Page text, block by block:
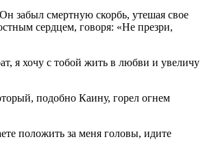
забыл смертную скорбь, утешая свое
сердцем, говоря: «Не презри,
я хочу с тобой жить в любви и увеличу
подобно Каину, горел огнем
положить за меня головы, идите